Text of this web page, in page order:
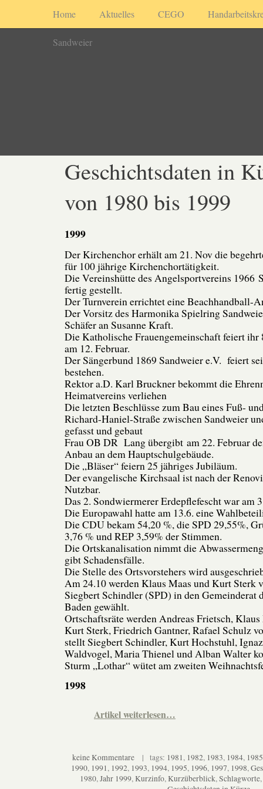
Home Aktuelles CEGO
Sandweier
Geschichtsdaten in
von 1980 bis 1999
1999
Der Kirchenchor erhält am 21. Nov die
für 100 jährige Kirchenchortätigkeit.
Die Vereinshütte des Angelsportvereins 1966
fertig gestellt.
Der Turnverein errichtet eine Beachhandball-
Der Vorsitz des Harmonika Spielring
Schäfer an Susanne Kraft.
Die Katholische Frauengemeinschaft feiert ihr
am 12. Februar.
Der Sängerbund 1869 Sandweier e.V. feiert
bestehen.
Rektor a.D. Karl Bruckner bekommt die
Heimatvereins verliehen
Die letzten Beschlüsse zum Bau eines Fuß-
Richard-Haniel-Straße zwischen Sandweier
gefasst und gebaut
Frau OB DR Lang übergibt am 22. Februar
Anbau an dem Hauptschulgebäude.
Die „Bläser“ feiern 25 jähriges Jubiläum.
Der evangelische Kirchsaal ist nach der
Nutzbar.
Das 2. Sondwiermerer Erdepflefescht war am
Die Europawahl hatte am 13.6. eine
Die CDU bekam 54,20 %, die SPD 29,55%,
3,76 % und REP 3,59% der Stimmen.
Die Ortskanalisation nimmt die
gibt Schadensfälle.
Die Stelle des Ortsvorstehers wird
Am 24.10 werden Klaus Maas und Kurt Sterk
Siegbert Schindler (SPD) in den Gemeinderat
Baden gewählt.
Ortschaftsräte werden Andreas Frietsch,
Kurt Sterk, Friedrich Gantner, Rafael Schulz
stellt Siegbert Schindler, Kurt Hochstuhl,
Waldvogel, Maria Thienel und Alban Walter
Sturm „Lothar“ wütet am zweiten
1998
Artikel weiterlesen…
keine Kommentare | tags: 1981, 1982, 1983, 1984, 1985
1990, 1991, 1992, 1993, 1994, 1995, 1996, 1997, 1998,
1980,Jahr 1999,Kurzinfo,Kurzüberblick,Schlagworte,